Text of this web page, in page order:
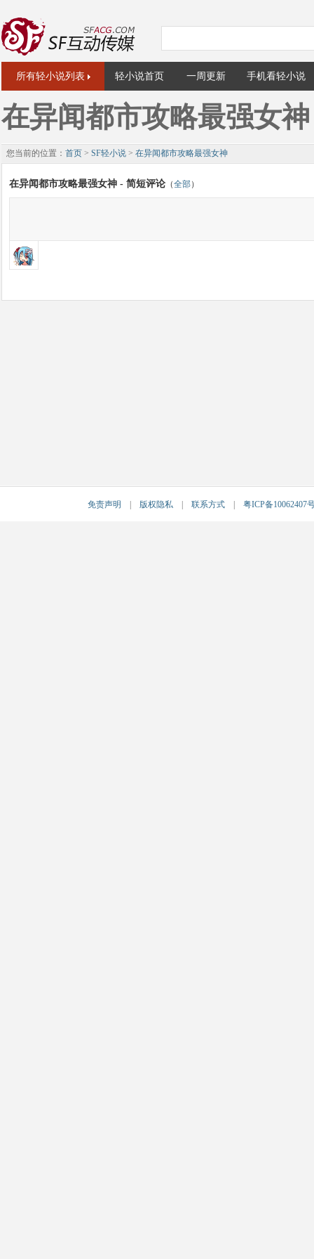
所有轻小说列表 轻小说首页 一周更新 手机看轻小说
在异闻都市攻略最强女神
您当前的位置： 首页 > SF轻小说 > 在异闻都市攻略最强女神
在异闻都市攻略最强女神 - 简短评论 （全部）
免责声明 版权隐私 联系方式 粤ICP备10062407